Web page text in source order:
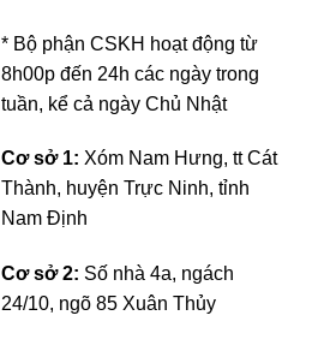
* Bộ phận CSKH hoạt động từ
8h00p đến 24h các ngày trong
tuần, kể cả ngày Chủ Nhật
Cơ sở 1: Xóm Nam Hưng, tt Cát
Thành, huyện Trực Ninh, tỉnh
Nam Định
Cơ sở 2: Số nhà 4a, ngách
24/10, ngõ 85 Xuân Thủy